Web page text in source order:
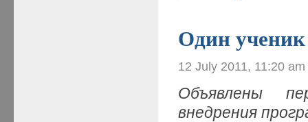
Один
12 July 2011, 11:20 am
Объявлены
внедрения